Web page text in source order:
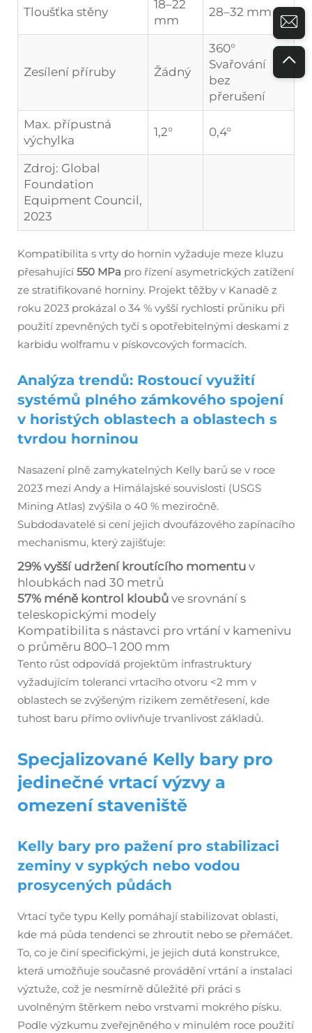
Tloušťka stěny
18–22
mm
28–32 mm
Zesílení příruby Žádný
360°
Svařování
bez
přerušení
Max. přípustná
výchylka
1,2° 0,4°
Zdroj: Global
Foundation
Equipment Council,
2023
Kompatibilita s vrty do hornin vyžaduje meze kluzu
přesahující 550 MPa pro řízení asymetrických zatížení
ze stratifikované horniny. Projekt těžby v Kanadě z
roku 2023 prokázal o 34 % vyšší rychlosti průniku při
použití zpevněných tyčí s opotřebitelnými deskami z
karbidu wolframu v pískovcových formacích.
Analýza trendů: Rostoucí využití
systémů plného zámkového spojení
v horistých oblastech a oblastech s
tvrdou horninou
Nasazení plně zamykatelných Kelly barů se v roce
2023 mezi Andy a Himálajské souvislosti (USGS
Mining Atlas) zvýšila o 40 % meziročně.
Subdodavatelé si cení jejich dvoufázového zapínacího
mechanismu, který zajišťuje:
29% vyšší udržení kroutícího momentu v
hloubkách nad 30 metrů
57% méně kontrol kloubů ve srovnání s
teleskopickými modely
Kompatibilita s nástavci pro vrtání v kamenivu
o průměru 800–1 200 mm
Tento růst odpovídá projektům infrastruktury
vyžadujícím toleranci vrtacího otvoru <2 mm v
oblastech se zvýšeným rizikem zemětřesení, kde
tuhost baru přímo ovlivňuje trvanlivost základů.
Specjalizované Kelly bary pro
jedinečné vrtací výzvy a
omezení staveniště
Kelly bary pro pažení pro stabilizaci
zeminy v sypkých nebo vodou
prosycených půdách
Vrtací tyče typu Kelly pomáhají stabilizovat oblasti,
kde má půda tendenci se zhroutit nebo se přemáčet.
To, co je činí specifickými, je jejich dutá konstrukce,
která umožňuje současné provádění vrtání a instalaci
výztuže, což je nesmírně důležité při práci s
uvolněným štěrkem nebo vrstvami mokrého písku.
Podle výzkumu zveřejněného v minulém roce použití